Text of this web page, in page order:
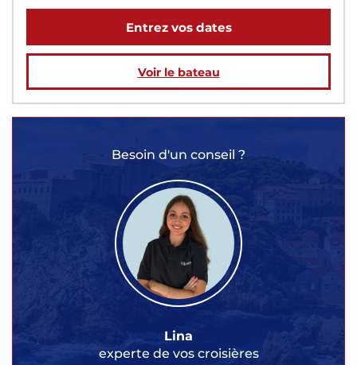
Entrez vos dates
Voir le bateau
Besoin d'un conseil ?
Lina
experte de vos croisières